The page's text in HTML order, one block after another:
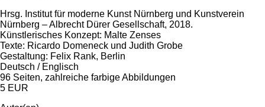
Hrsg. Institut für moderne Kunst Nürnberg und Kunstverein
Nürnberg – Albrecht Dürer Gesellschaft, 2018.
Künstlerisches Konzept: Malte Zenses
Texte: Ricardo Domeneck und Judith Grobe
Gestaltung: Felix Rank, Berlin
Deutsch / Englisch
96 Seiten, zahlreiche farbige Abbildungen
5 EUR